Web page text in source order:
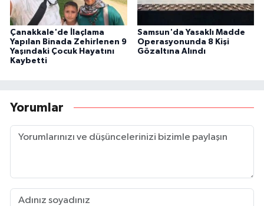
Çanakkale'de İlaçlama
Yapılan Binada Zehirlenen 9
Yaşındaki Çocuk Hayatını
Kaybetti
Samsun'da Yasaklı Madde
Operasyonunda 8 Kişi
Gözaltına Alındı
Yorumlar